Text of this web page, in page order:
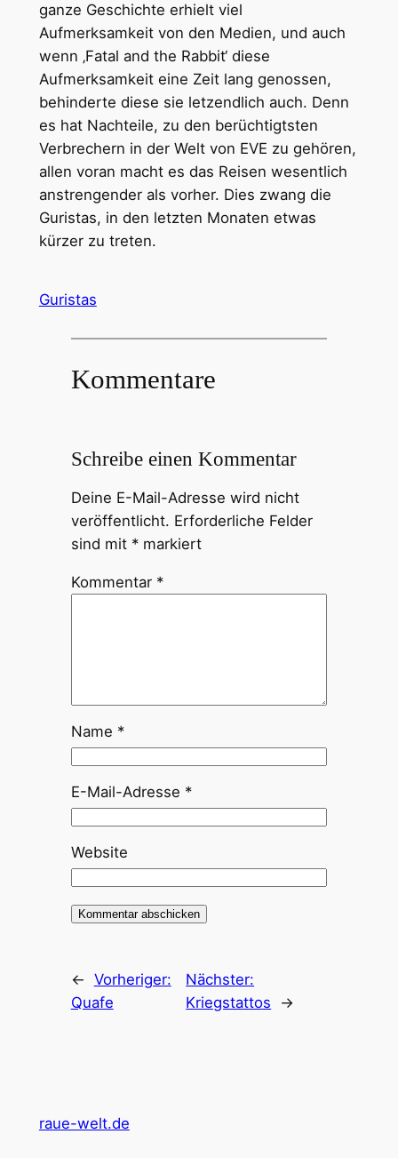
ganze Geschichte erhielt viel
Aufmerksamkeit von den Medien, und auch
wenn ‚Fatal and the Rabbit‘ diese
Aufmerksamkeit eine Zeit lang genossen,
behinderte diese sie letzendlich auch. Denn
es hat Nachteile, zu den berüchtigtsten
Verbrechern in der Welt von EVE zu gehören,
allen voran macht es das Reisen wesentlich
anstrengender als vorher. Dies zwang die
Guristas, in den letzten Monaten etwas
kürzer zu treten.
Guristas
Kommentare
Schreibe einen Kommentar
Deine E-Mail-Adresse wird nicht
veröffentlicht. Erforderliche Felder
sind mit *markiert
Kommentar *
Name *
E-Mail-Adresse *
Website
← Vorheriger:
Quafe
Nächster:
Kriegstattos
→
raue-welt.de